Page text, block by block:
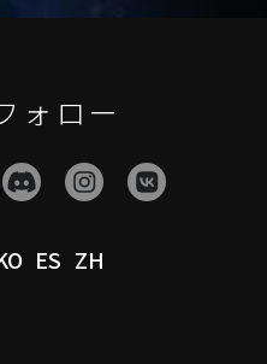
ォロー
ES ZH